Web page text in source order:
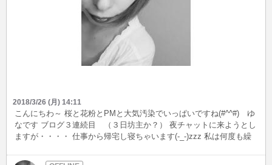
2018/3/26 (月) 14:11
こんにちわ～ 桜と花粉とPMと大気汚染でいっぱいですね(#^^#) ゆ
なです ブログ３連続目 （３日坊主か？） 夜チャットに来ようとし
ますが・・・・ 仕事から帰宅し寝ちゃいます(-_-)zzz 私は何度も繰
ない （布団） そんなゆなさんです出没してたら 立ち寄ってくださ